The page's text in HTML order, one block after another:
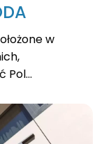
w
Pol...